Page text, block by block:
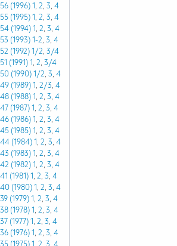
56 (1996)1, 2, 3, 4
55 (1995)1, 2, 3, 4
54 (1994)1, 2, 3, 4
53 (1993)1-2, 3, 4
52 (1992)1/2, 3/4
51 (1991)1, 2, 3/4
50 (1990)1/2, 3, 4
49 (1989)1, 2/3, 4
48 (1988)1, 2, 3, 4
47 (1987)1, 2, 3, 4
46 (1986)1, 2, 3, 4
45 (1985)1, 2, 3, 4
44 (1984)1, 2, 3, 4
43 (1983)1, 2, 3, 4
42 (1982)1, 2, 3, 4
41 (1981)1, 2, 3, 4
40 (1980)1, 2, 3, 4
39 (1979)1, 2, 3, 4
38 (1978)1, 2, 3, 4
37 (1977)1, 2, 3, 4
36 (1976)1, 2, 3, 4
35 (1975)1, 2, 3, 4